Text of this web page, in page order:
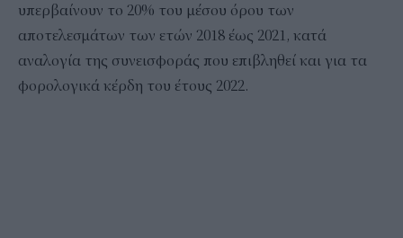
υπερβαίνουν το 20% του μέσου όρου των
αποτελεσμάτων των ετών 2018 έως 2021, κατά
αναλογία της συνεισφοράς που επιβληθεί και για τα
φορολογικά κέρδη του έτους 2022.